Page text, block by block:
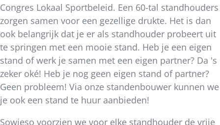
Congres Lokaal Sportbeleid. Een 60-tal standhouders
zorgen samen voor een gezellige drukte. Het is dan
ook belangrijk dat je er als standhouder probeert uit
te springen met een mooie stand. Heb je een eigen
stand of werk je samen met een eigen partner? Da 's
zeker oké! Heb je nog geen eigen stand of partner?
Geen probleem! Via onze standenbouwer kunnen we
je ook een stand te huur aanbieden!
Sowieso voorzien we voor elke standhouder de vrije